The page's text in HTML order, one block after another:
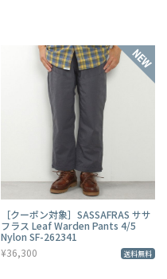
［クーポン対象］SASSAFRAS ササ
フラス Leaf Warden Pants 4/5
Nylon SF-262341
¥36,300
送料無料